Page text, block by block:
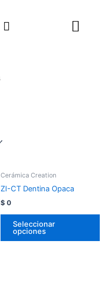
Search
Cerámica Creation
ZI-CT Dentina Opaca
$ 0
Seleccionar
opciones